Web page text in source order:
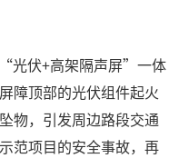
光伏+高架隔声屏”一体
障顶部的光伏组件起火
物，引发周边路段交通
范项目的安全事故，再